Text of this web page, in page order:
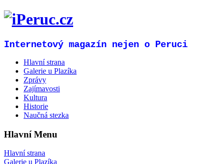
Internetový magazín nejen o Peruci
Hlavní strana
Galerie u Plazíka
Zprávy
Zajímavosti
Kultura
Historie
Naučná stezka
Hlavní Menu
Hlavní strana
Galerie u Plazíka